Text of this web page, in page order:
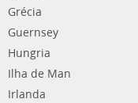
Grécia
Guernsey
Hungria
Ilha de Man
Irlanda